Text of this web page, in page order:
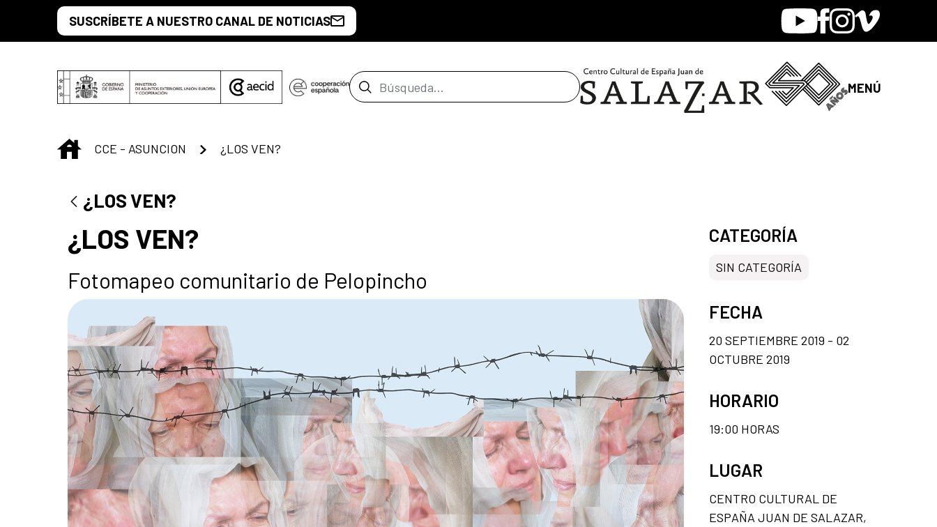
Saltar al contenido principal
SUSCRÍBETE A NUESTRO CANAL DE NOTICIAS YoutubeFacebook
Instagram
Vimeo
Barra de búsqueda MENÚ
INICIO
CCE - ASUNCION ¿LOS VEN?
¿LOS VEN?
¿LOS VEN?
Fotomapeo comunitario de Pelopincho
CATEGORÍA
SIN CATEGORÍA
FECHA
20 SEPTIEMBRE 2019 - 02
OCTUBRE 2019
HORARIO
19:00 HORAS
LUGAR
CENTRO CULTURAL DE
ESPAÑA JUAN DE SALAZAR,